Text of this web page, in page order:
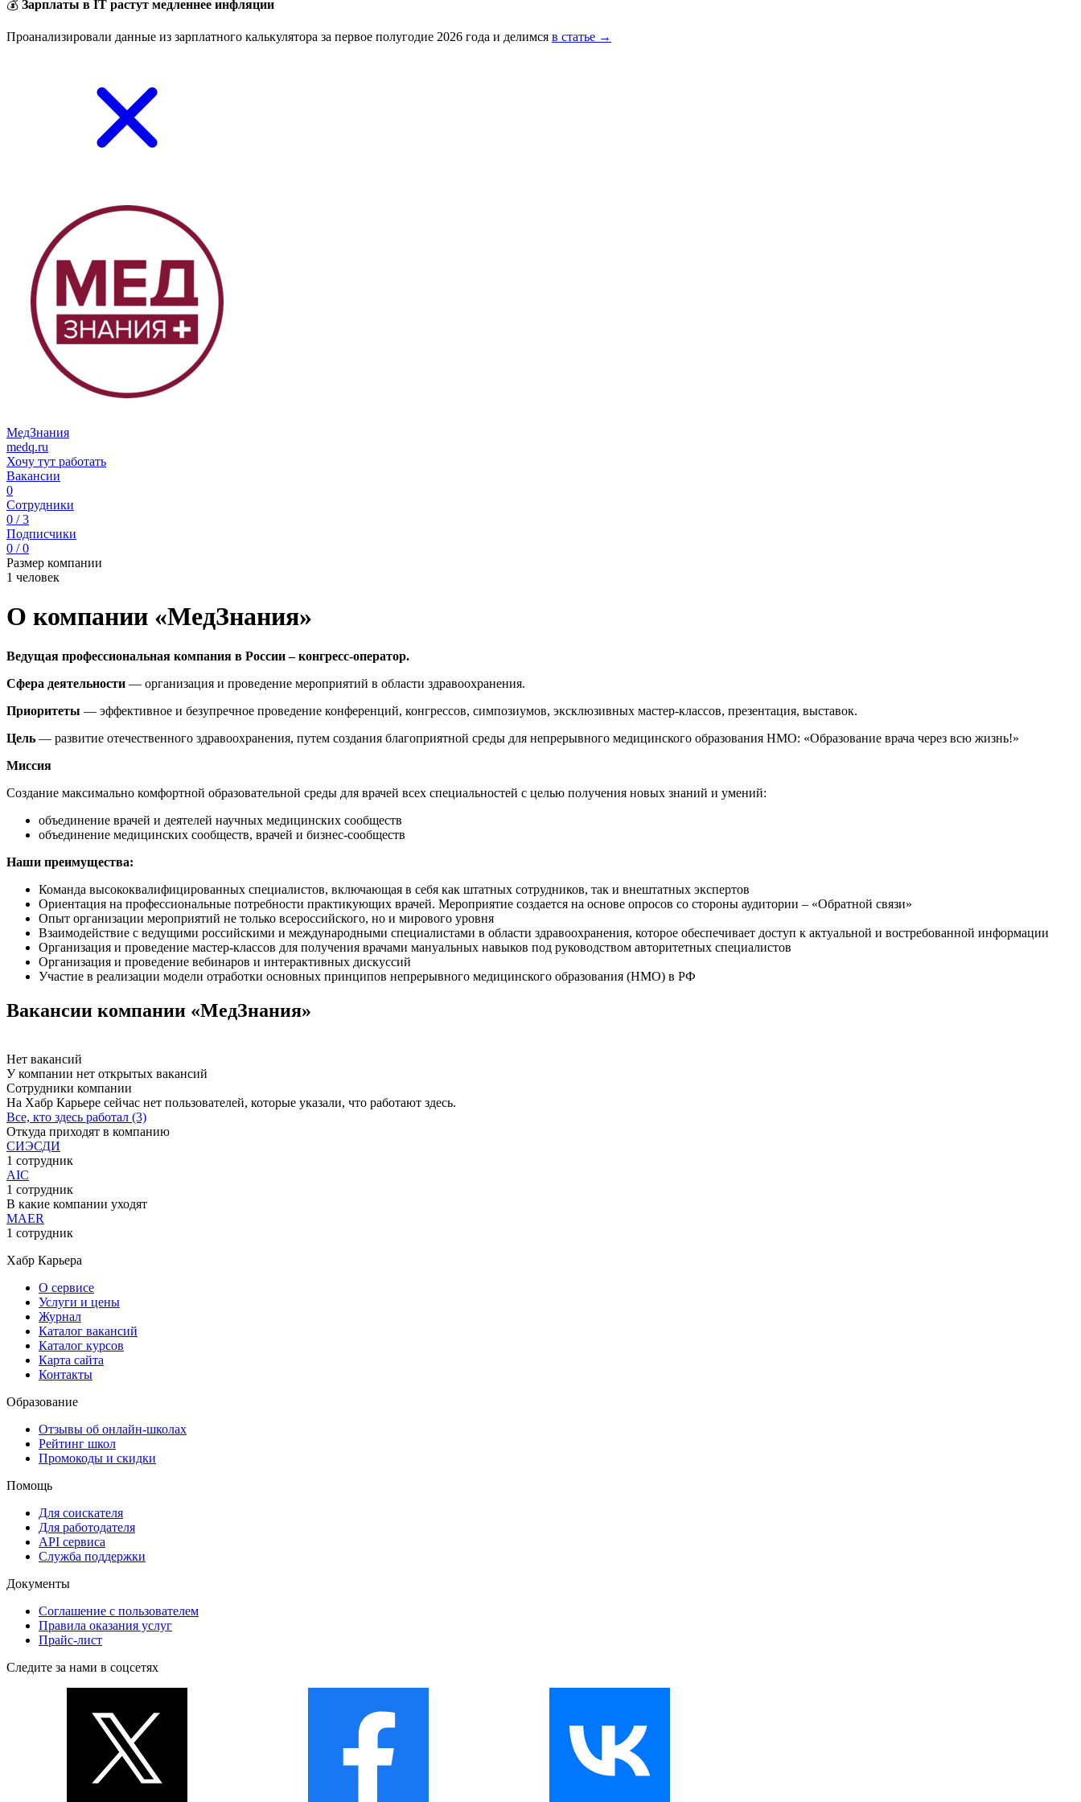
💰 Зарплаты в IT растут медленнее инфляции
Проанализировали данные из зарплатного калькулятора за первое полугодие 2026 года и делимся в статье →
МедЗнания
medq.ru
Хочу тут работать
Вакансии
0
Сотрудники
0 / 3
Подписчики
0 / 0
Размер компании
1 человек
О компании «МедЗнания»
Ведущая профессиональная компания в России – конгресс-оператор.
Сфера деятельности — организация и проведение мероприятий в области здравоохранения.
Приоритеты — эффективное и безупречное проведение конференций, конгрессов, симпозиумов, эксклюзивных мастер-классов, презентация, выставок.
Цель — развитие отечественного здравоохранения, путем создания благоприятной среды для непрерывного медицинского образования НМО: «Образование врача через всю жизнь!»
Миссия
Cоздание максимально комфортной образовательной среды для врачей всех специальностей с целью получения новых знаний и умений:
объединение врачей и деятелей научных медицинских сообществ
объединение медицинских сообществ, врачей и бизнес-сообществ
Наши преимущества:
Команда высококвалифицированных специалистов, включающая в себя как штатных сотрудников, так и внештатных экспертов
Ориентация на профессиональные потребности практикующих врачей. Мероприятие создается на основе опросов со стороны аудитории – «Обратной связи»
Опыт организации мероприятий не только всероссийского, но и мирового уровня
Взаимодействие с ведущими российскими и международными специалистами в области здравоохранения, которое обеспечивает доступ к актуальной и востребованной информации
Организация и проведение мастер-классов для получения врачами мануальных навыков под руководством авторитетных специалистов
Организация и проведение вебинаров и интерактивных дискуссий
Участие в реализации модели отработки основных принципов непрерывного медицинского образования (НМО) в РФ
Вакансии компании «МедЗнания»
Нет вакансий
У компании нет открытых вакансий
Сотрудники компании
На Хабр Карьере сейчас нет пользователей, которые указали, что работают здесь.
Все, кто здесь работал (3)
Откуда приходят в компанию
СИЭСДИ
1 сотрудник
AIC
1 сотрудник
В какие компании уходят
MAER
1 сотрудник
Хабр Карьера
О сервисе
Услуги и цены
Журнал
Каталог вакансий
Каталог курсов
Карта сайта
Контакты
Образование
Отзывы об онлайн-школах
Рейтинг школ
Промокоды и скидки
Помощь
Для соискателя
Для работодателя
API сервиса
Служба поддержки
Документы
Соглашение с пользователем
Правила оказания услуг
Прайс-лист
Следите за нами в соцсетях